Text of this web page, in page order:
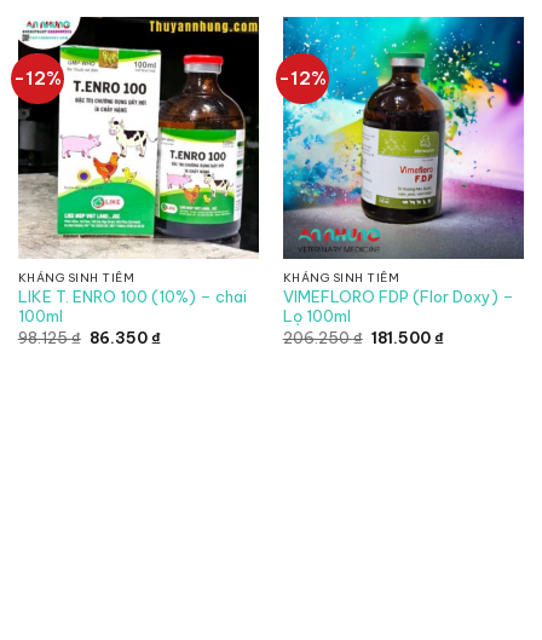
đến
184.800 ₫
đến
250.800 ₫
-12%
KHÁNG SINH TIÊM
LIKE T. ENRO 100 (10%) – chai
100ml
98.125₫ Giá
gốc
86.350₫Giá
hiện
-12%
KHÁNG SINH TIÊM
VIMEFLORO FDP (Flor Doxy) –
Lọ 100ml
206.250₫ Giá
gốc
181.500₫Giá
hiện